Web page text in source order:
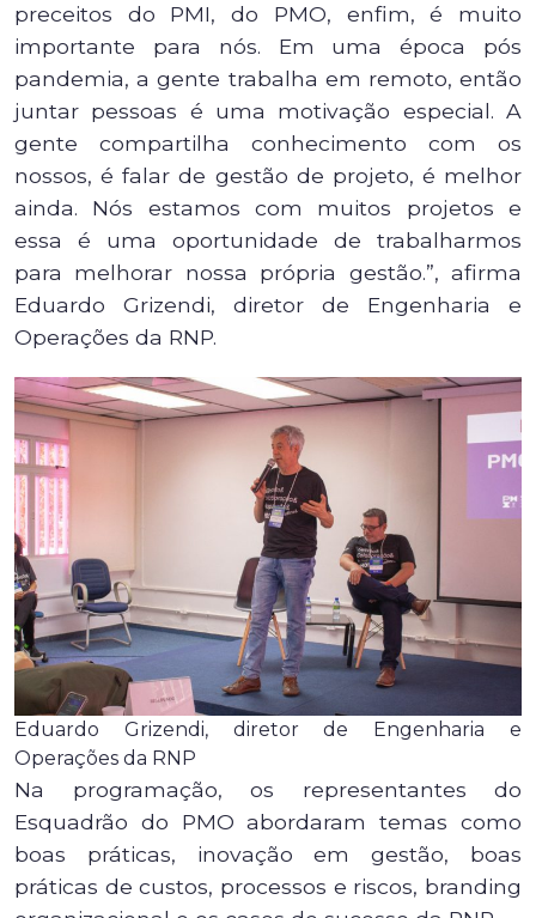
preceitos do PMI, do PMO, enfim, é muito
importante para nós. Em uma época pós
pandemia, a gente trabalha em remoto, então
juntar pessoas é uma motivação especial. A
gente compartilha conhecimento com os
nossos, é falar de gestão de projeto, é melhor
ainda. Nós estamos com muitos projetos e
essa é uma oportunidade de trabalharmos
para melhorar nossa própria gestão.”, afirma
Eduardo Grizendi, diretor de Engenharia e
Operações da RNP.
Eduardo Grizendi, diretor de Engenharia e
Operações da RNP
Na programação, os representantes do
Esquadrão do PMO abordaram temas como
boas práticas, inovação em gestão, boas
práticas de custos, processos e riscos, branding